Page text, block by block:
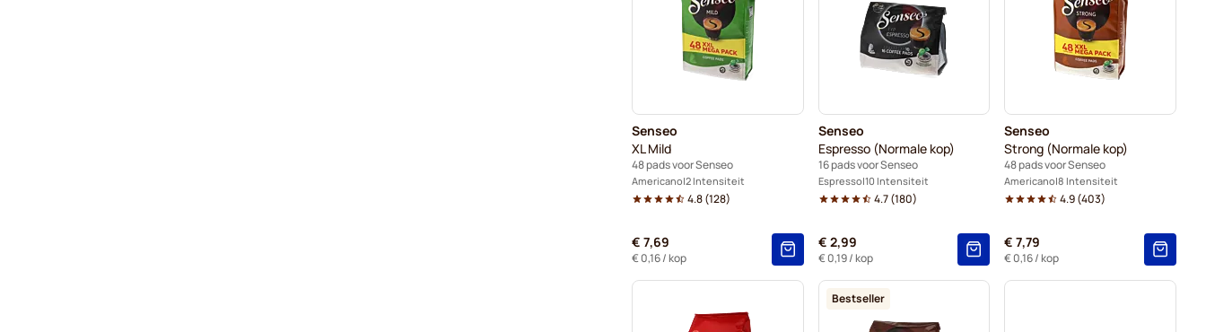
Senseo
XL Mild
48 pads voor Senseo
Americano 2 Intensiteit
4.8(128)
€ 7,69
€ 0,16/ kop
Senseo
Espresso (Normale kop)
16 pads voor Senseo
Espresso 10 Intensiteit
4.7(180)
€ 2,99
€ 0,19/ kop
Senseo
Strong (Normale kop)
48 pads voor Senseo
Americano 8 Intensiteit
4.9(403)
€ 7,79
€ 0,16/ kop
Bestseller